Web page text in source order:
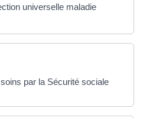
universelle maladie
par la Sécurité sociale